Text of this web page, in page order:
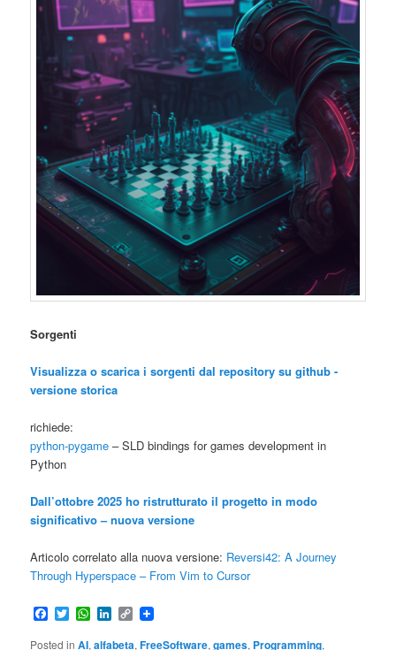
Sorgenti
Visualizza o scarica i sorgenti dal repository su github -
versione storica
richiede:
python-pygame – SLD bindings for games development in
Python
Dall’ottobre 2025 ho ristrutturato il progetto in modo
significativo – nuova versione
Articolo correlato alla nuova versione: Reversi42: A Journey
Through Hyperspace – From Vim to Cursor
Facebook
TwitterWhatsApp
LinkedIn
Copy
Link
Posted in AI,alfabeta,FreeSoftware,games, Programming,